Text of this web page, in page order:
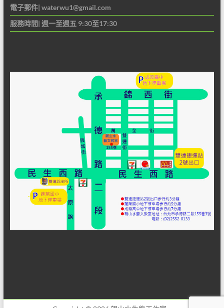
電子郵件| waterwu1@gmail.com
服務時間| 週一至週五 9:30至17:30